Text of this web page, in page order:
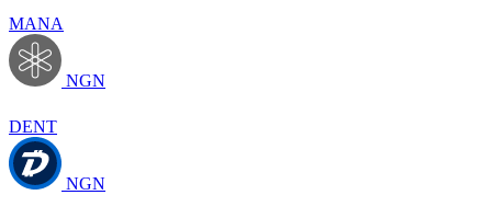
MANA
NGN
DENT
NGN